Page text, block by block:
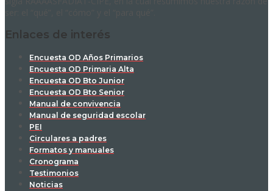
Enlaces de interés
Encuesta OD Años Primarios
Encuesta OD Primaria Alta
Encuesta OD Bto Junior
Encuesta OD Bto Senior
Manual de convivencia
Manual de seguridad escolar
PEI
Circulares a padres
Formatos y manuales
Cronograma
Testimonios
Noticias